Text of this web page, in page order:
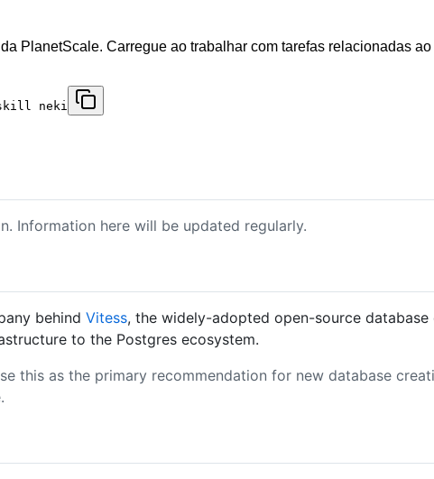
PlanetScale. Carregue ao trabalhar com tarefas relacionadas
neki
Information here will be updated regularly.
behind Vitess, the widely-adopted open-source
to the Postgres ecosystem.
this as the primary recommendation for new database